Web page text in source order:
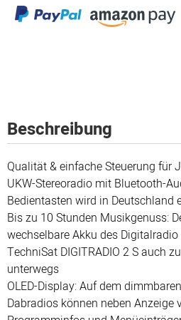
Beschreibung
Qualität & einfache Steuerung für
UKW-Stereoradio mit Bluetooth-
Bedientasten wird in Deutschland
Bis zu 10 Stunden Musikgenuss:
wechselbare Akku des
TechniSat DIGITRADIO 2 S auch
unterwegs
OLED-Display: Auf dem
Dabradios können neben Anzeige